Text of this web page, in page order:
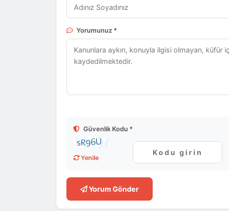
Yorumunuz *
Güvenlik Kodu *
Yenile
Yorum Gönder